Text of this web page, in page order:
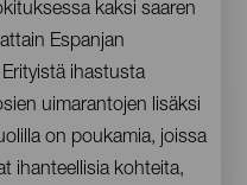
kaksi saaren
Espanjan
ihastusta
uimarantojen lisäksi
on poukamia, joissa
ihanteellisia kohteita,